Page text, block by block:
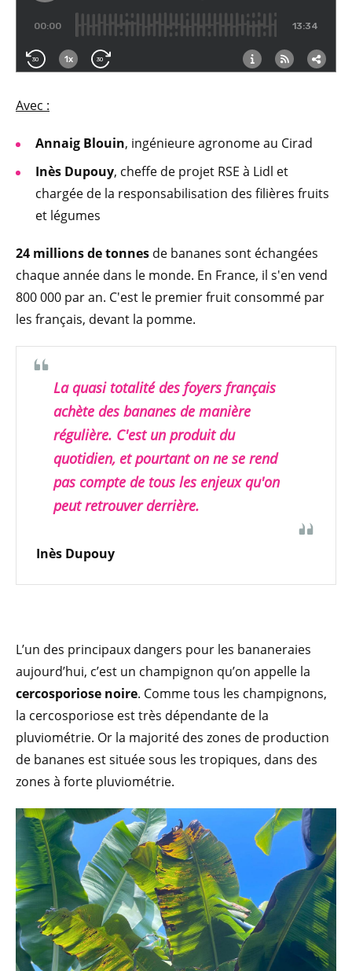
Avec :
Annaig Blouin, ingénieure agronome au Cirad
Inès Dupouy, cheffe de projet RSE à Lidl et
chargée de la responsabilisation des filières fruits
et légumes
24 millions de tonnes de bananes sont échangées
chaque année dans le monde. En France, il s'en vend
800 000 par an. C'est le premier fruit consommé par
les français, devant la pomme.
La quasi totalité des foyers français
achète des bananes de manière
régulière. C'est un produit du
quotidien, et pourtant on ne se rend
pas compte de tous les enjeux qu'on
peut retrouver derrière.
Inès Dupouy
L’un des principaux dangers pour les bananeraies
aujourd’hui, c’est un champignon qu’on appelle la
cercosporiose noire. Comme tous les champignons,
la cercosporiose est très dépendante de la
pluviométrie. Or la majorité des zones de production
de bananes est située sous les tropiques, dans des
zones à forte pluviométrie.